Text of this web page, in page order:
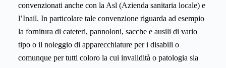
convenzionati anche con la Asl (Azienda sanitaria locale) e
l’Inail. In particolare tale convenzione riguarda ad esempio
la fornitura di cateteri, pannoloni, sacche e ausili di vario
tipo o il noleggio di apparecchiature per i disabili o
comunque per tutti coloro la cui invalidità o patologia sia